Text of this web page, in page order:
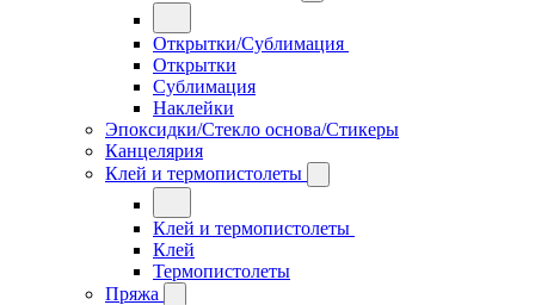
Открытки/Сублимация
Открытки
Сублимация
Наклейки
Эпоксидки/Стекло основа/Стикеры
Канцелярия
Клей и термопистолеты
Клей и термопистолеты
Клей
Термопистолеты
Пряжа